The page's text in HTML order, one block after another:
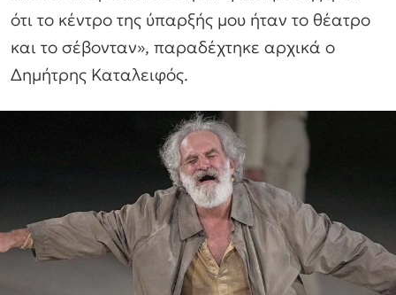
ότι το κέντρο της ύπαρξής μου ήταν το θέατρο
και το σέβονταν», παραδέχτηκε αρχικά ο
Δημήτρης Καταλειφός.